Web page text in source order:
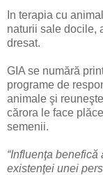
In terapia cu
naturii sale docile,
dresat.
GIA se numără
programe de
animale şi
cărora le face
semenii.
“Influenţa
existenţei unei